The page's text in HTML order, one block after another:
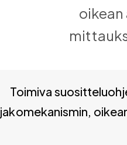
oikean
Toimiva
jakomekanismin,